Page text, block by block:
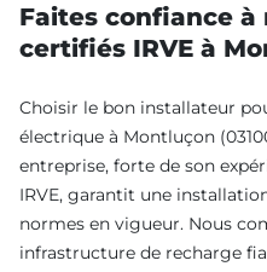
Faites confiance à
certifiés IRVE à
Choisir le bon installateur
électrique à Montluçon
entreprise, forte de son
IRVE, garantit une
normes en vigueur. Nous
infrastructure de recharge